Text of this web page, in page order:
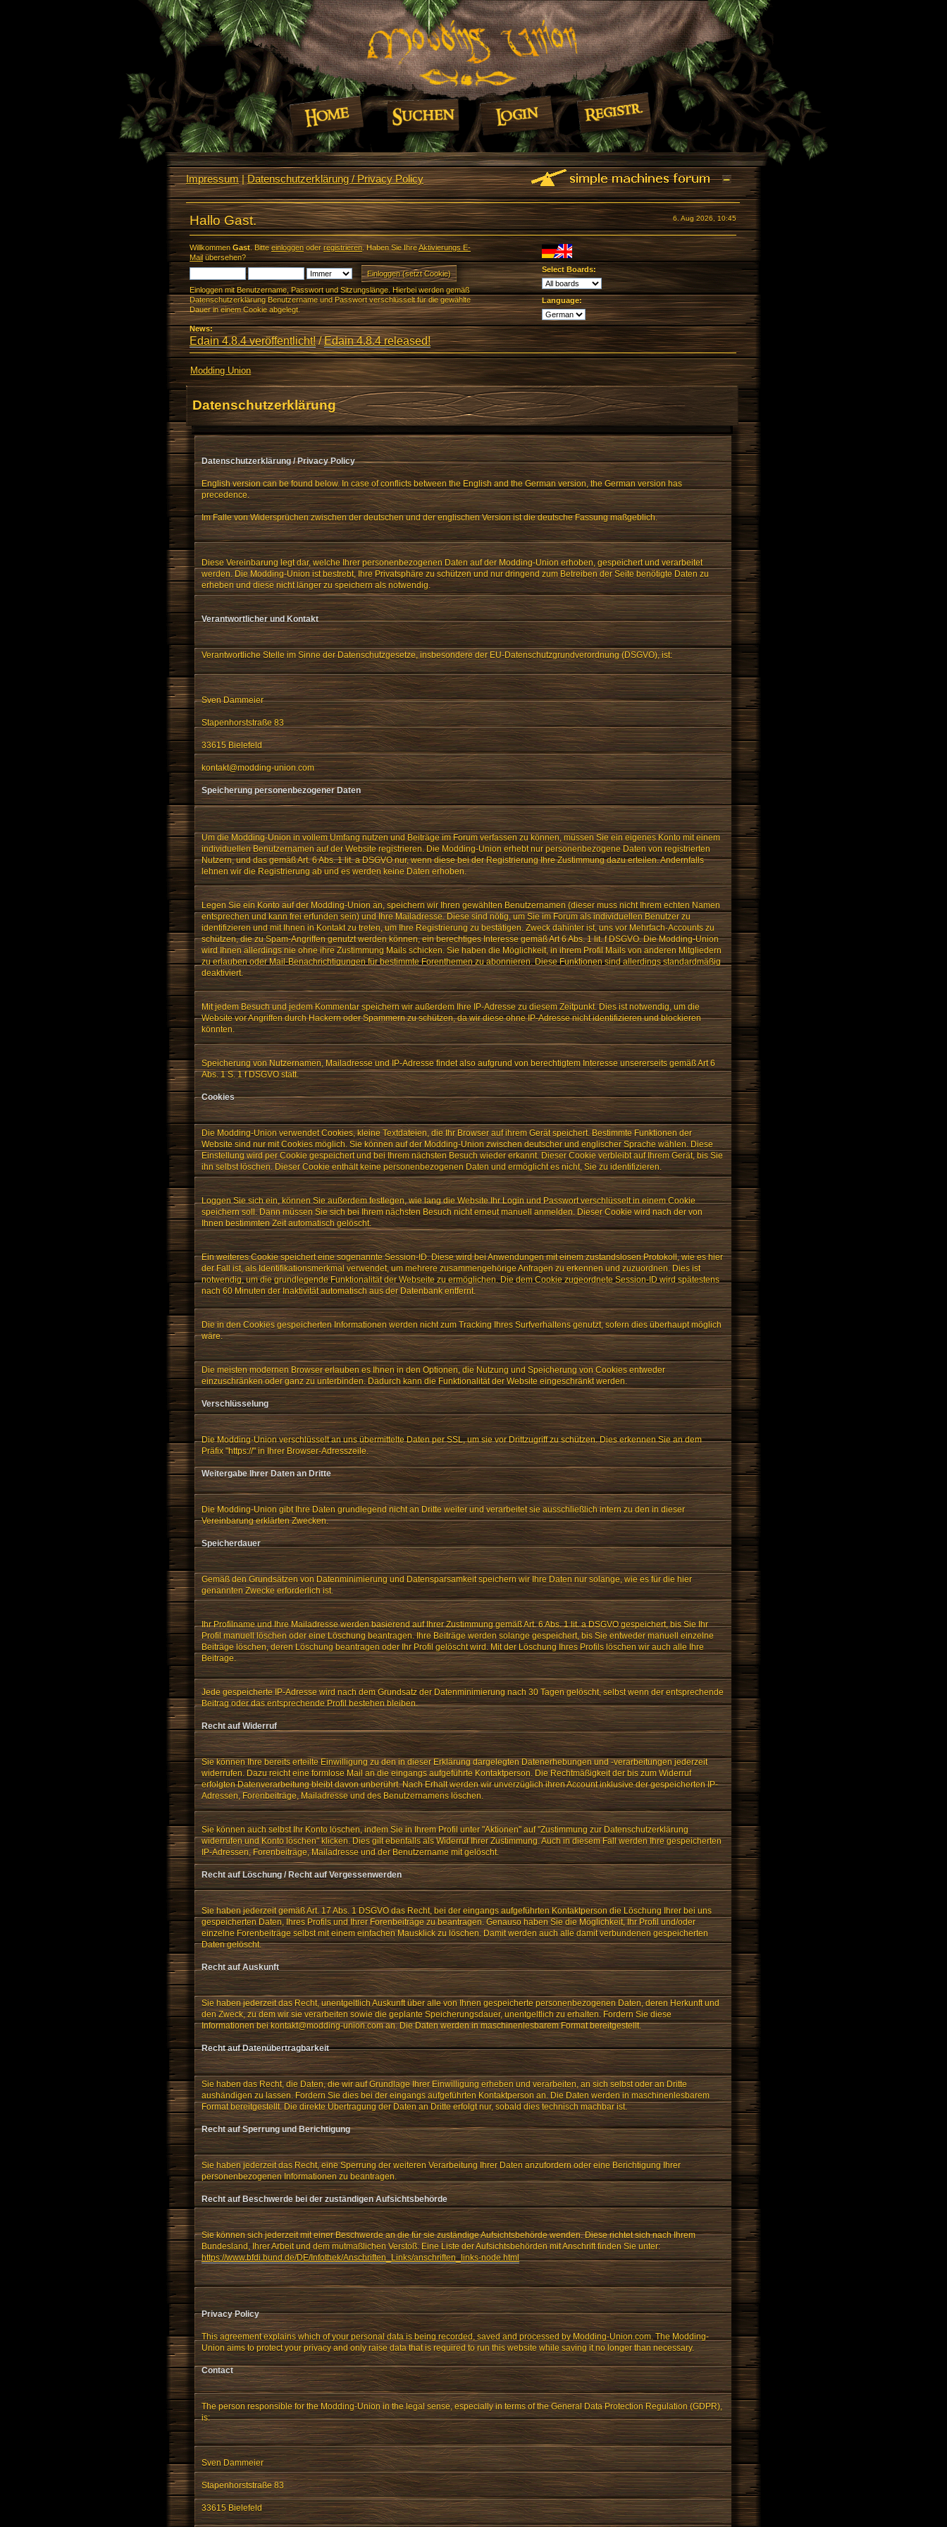
Impressum|Datenschutzerklärung / Privacy Policy
6. Aug 2026, 10:45
Hallo Gast.
Willkommen Gast. Bitte einloggenoderregistrieren. Haben Sie IhreAktivierungs E-
Mailübersehen?
Einloggen mit Benutzername, Passwort und Sitzungslänge. Hierbei werden gemäß
Datenschutzerklärung Benutzername und Passwort verschlüsselt für die gewählte
Dauer in einem Cookie abgelegt.
Select Boards:
Language:
News:
Edain 4.8.4 veröffentlicht!/Edain 4.8.4 released!
Modding Union
Datenschutzerklärung
Datenschutzerklärung / Privacy Policy
English version can be found below. In case of conflicts between the English and the German version, the German version has
precedence.
Im Falle von Widersprüchen zwischen der deutschen und der englischen Version ist die deutsche Fassung maßgeblich.
Diese Vereinbarung legt dar, welche Ihrer personenbezogenen Daten auf der Modding-Union erhoben, gespeichert und verarbeitet
werden. Die Modding-Union ist bestrebt, Ihre Privatsphäre zu schützen und nur dringend zum Betreiben der Seite benötigte Daten zu
erheben und diese nicht länger zu speichern als notwendig.
Verantwortlicher und Kontakt
Verantwortliche Stelle im Sinne der Datenschutzgesetze, insbesondere der EU-Datenschutzgrundverordnung (DSGVO), ist:
Sven Dammeier
Stapenhorststraße 83
33615 Bielefeld
kontakt@modding-union.com
Speicherung personenbezogener Daten
Um die Modding-Union in vollem Umfang nutzen und Beiträge im Forum verfassen zu können, müssen Sie ein eigenes Konto mit einem
individuellen Benutzernamen auf der Website registrieren. Die Modding-Union erhebt nur personenbezogene Daten von registrierten
Nutzern, und das gemäß Art. 6 Abs. 1 lit. a DSGVO nur, wenn diese bei der Registrierung Ihre Zustimmung dazu erteilen. Andernfalls
lehnen wir die Registrierung ab und es werden keine Daten erhoben.
Legen Sie ein Konto auf der Modding-Union an, speichern wir Ihren gewählten Benutzernamen (dieser muss nicht Ihrem echten Namen
entsprechen und kann frei erfunden sein) und Ihre Mailadresse. Diese sind nötig, um Sie im Forum als individuellen Benutzer zu
identifizieren und mit Ihnen in Kontakt zu treten, um Ihre Registrierung zu bestätigen. Zweck dahinter ist, uns vor Mehrfach-Accounts zu
schützen, die zu Spam-Angriffen genutzt werden können, ein berechtiges Interesse gemäß Art 6 Abs. 1 lit. f DSGVO. Die Modding-Union
wird Ihnen allerdings nie ohne ihre Zustimmung Mails schicken. Sie haben die Möglichkeit, in ihrem Profil Mails von anderen Mitgliedern
zu erlauben oder Mail-Benachrichtigungen für bestimmte Forenthemen zu abonnieren. Diese Funktionen sind allerdings standardmäßig
deaktiviert.
Mit jedem Besuch und jedem Kommentar speichern wir außerdem Ihre IP-Adresse zu diesem Zeitpunkt. Dies ist notwendig, um die
Website vor Angriffen durch Hackern oder Spammern zu schützen, da wir diese ohne IP-Adresse nicht identifizieren und blockieren
könnten.
Speicherung von Nutzernamen, Mailadresse und IP-Adresse findet also aufgrund von berechtigtem Interesse unsererseits gemäß Art 6
Abs. 1 S. 1 f DSGVO statt.
Cookies
Die Modding-Union verwendet Cookies, kleine Textdateien, die Ihr Browser auf ihrem Gerät speichert. Bestimmte Funktionen der
Website sind nur mit Cookies möglich. Sie können auf der Modding-Union zwischen deutscher und englischer Sprache wählen. Diese
Einstellung wird per Cookie gespeichert und bei Ihrem nächsten Besuch wieder erkannt. Dieser Cookie verbleibt auf Ihrem Gerät, bis Sie
ihn selbst löschen. Dieser Cookie enthält keine personenbezogenen Daten und ermöglicht es nicht, Sie zu identifizieren.
Loggen Sie sich ein, können Sie außerdem festlegen, wie lang die Website Ihr Login und Passwort verschlüsselt in einem Cookie
speichern soll. Dann müssen Sie sich bei Ihrem nächsten Besuch nicht erneut manuell anmelden. Dieser Cookie wird nach der von
Ihnen bestimmten Zeit automatisch gelöscht.
Ein weiteres Cookie speichert eine sogenannte Session-ID. Diese wird bei Anwendungen mit einem zustandslosen Protokoll, wie es hier
der Fall ist, als Identifikationsmerkmal verwendet, um mehrere zusammengehörige Anfragen zu erkennen und zuzuordnen. Dies ist
notwendig, um die grundlegende Funktionalität der Webseite zu ermöglichen. Die dem Cookie zugeordnete Session-ID wird spätestens
nach 60 Minuten der Inaktivität automatisch aus der Datenbank entfernt.
Die in den Cookies gespeicherten Informationen werden nicht zum Tracking Ihres Surfverhaltens genutzt, sofern dies überhaupt möglich
wäre.
Die meisten modernen Browser erlauben es Ihnen in den Optionen, die Nutzung und Speicherung von Cookies entweder
einzuschränken oder ganz zu unterbinden. Dadurch kann die Funktionalität der Website eingeschränkt werden.
Verschlüsselung
Die Modding-Union verschlüsselt an uns übermittelte Daten per SSL, um sie vor Drittzugriff zu schützen. Dies erkennen Sie an dem
Präfix "https://" in Ihrer Browser-Adresszeile.
Weitergabe Ihrer Daten an Dritte
Die Modding-Union gibt Ihre Daten grundlegend nicht an Dritte weiter und verarbeitet sie ausschließlich intern zu den in dieser
Vereinbarung erklärten Zwecken.
Speicherdauer
Gemäß den Grundsätzen von Datenminimierung und Datensparsamkeit speichern wir Ihre Daten nur solange, wie es für die hier
genannten Zwecke erforderlich ist.
Ihr Profilname und Ihre Mailadresse werden basierend auf Ihrer Zustimmung gemäß Art. 6 Abs. 1 lit. a DSGVO gespeichert, bis Sie Ihr
Profil manuell löschen oder eine Löschung beantragen. Ihre Beiträge werden solange gespeichert, bis Sie entweder manuell einzelne
Beiträge löschen, deren Löschung beantragen oder Ihr Profil gelöscht wird. Mit der Löschung Ihres Profils löschen wir auch alle Ihre
Beitrage.
Jede gespeicherte IP-Adresse wird nach dem Grundsatz der Datenminimierung nach 30 Tagen gelöscht, selbst wenn der entsprechende
Beitrag oder das entsprechende Profil bestehen bleiben.
Recht auf Widerruf
Sie können Ihre bereits erteilte Einwilligung zu den in dieser Erklärung dargelegten Datenerhebungen und -verarbeitungen jederzeit
widerrufen. Dazu reicht eine formlose Mail an die eingangs aufgeführte Kontaktperson. Die Rechtmäßigkeit der bis zum Widerruf
erfolgten Datenverarbeitung bleibt davon unberührt. Nach Erhalt werden wir unverzüglich ihren Account inklusive der gespeicherten IP-
Adressen, Forenbeiträge, Mailadresse und des Benutzernamens löschen.
Sie können auch selbst Ihr Konto löschen, indem Sie in Ihrem Profil unter "Aktionen" auf "Zustimmung zur Datenschutzerklärung
widerrufen und Konto löschen" klicken. Dies gilt ebenfalls als Widerruf Ihrer Zustimmung. Auch in diesem Fall werden Ihre gespeicherten
IP-Adressen, Forenbeiträge, Mailadresse und der Benutzername mit gelöscht.
Recht auf Löschung / Recht auf Vergessenwerden
Sie haben jederzeit gemäß Art. 17 Abs. 1 DSGVO das Recht, bei der eingangs aufgeführten Kontaktperson die Löschung Ihrer bei uns
gespeicherten Daten, Ihres Profils und Ihrer Forenbeiträge zu beantragen. Genauso haben Sie die Möglichkeit, Ihr Profil und/oder
einzelne Forenbeiträge selbst mit einem einfachen Mausklick zu löschen. Damit werden auch alle damit verbundenen gespeicherten
Daten gelöscht.
Recht auf Auskunft
Sie haben jederzeit das Recht, unentgeltlich Auskunft über alle von Ihnen gespeicherte personenbezogenen Daten, deren Herkunft und
den Zweck, zu dem wir sie verarbeiten sowie die geplante Speicherungsdauer, unentgeltlich zu erhalten. Fordern Sie diese
Informationen bei kontakt@modding-union.com an. Die Daten werden in maschinenlesbarem Format bereitgestellt.
Recht auf Datenübertragbarkeit
Sie haben das Recht, die Daten, die wir auf Grundlage Ihrer Einwilligung erheben und verarbeiten, an sich selbst oder an Dritte
aushändigen zu lassen. Fordern Sie dies bei der eingangs aufgeführten Kontaktperson an. Die Daten werden in maschinenlesbarem
Format bereitgestellt. Die direkte Übertragung der Daten an Dritte erfolgt nur, sobald dies technisch machbar ist.
Recht auf Sperrung und Berichtigung
Sie haben jederzeit das Recht, eine Sperrung der weiteren Verarbeitung Ihrer Daten anzufordern oder eine Berichtigung Ihrer
personenbezogenen Informationen zu beantragen.
Recht auf Beschwerde bei der zuständigen Aufsichtsbehörde
Sie können sich jederzeit mit einer Beschwerde an die für sie zuständige Aufsichtsbehörde wenden. Diese richtet sich nach Ihrem
Bundesland, Ihrer Arbeit und dem mutmaßlichen Verstoß. Eine Liste der Aufsichtsbehörden mit Anschrift finden Sie unter:
https://www.bfdi.bund.de/DE/Infothek/Anschriften_Links/anschriften_links-node.html
Privacy Policy
This agreement explains which of your personal data is being recorded, saved and processed by Modding-Union.com. The Modding-
Union aims to protect your privacy and only raise data that is required to run this website while saving it no longer than necessary.
Contact
The person responsible for the Modding-Union in the legal sense, especially in terms of the General Data Protection Regulation (GDPR),
is:
Sven Dammeier
Stapenhorststraße 83
33615 Bielefeld